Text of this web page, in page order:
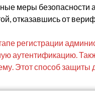
меры безопасности
отказавшись от
регистрации
аутентификацию.
Этот способ